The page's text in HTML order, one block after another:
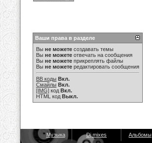
Ваши права в разделе
Вы не можете создавать темы
Вы не можете отвечать на сообщения
Вы не можете прикреплять файлы
Вы не можете редактировать сообщения
BB коды Вкл.
Смайлы Вкл.
[IMG] код Вкл.
HTML код Выкл.
Музыка Dj mixes Альбомы